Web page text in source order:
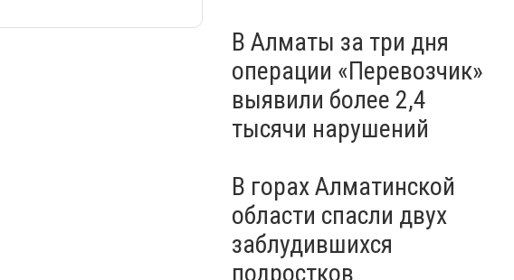
В Алматы за три дня
операции «Перевозчик»
выявили более 2,4
тысячи нарушений
В горах Алматинской
области спасли двух
заблудившихся
подростков